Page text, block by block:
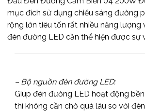
mục đích sử dụng chiếu sáng đường
rộng lớn tiêu tốn rất nhiều năng lượng
đèn đường LED cần thể hiện được sự
– Bộ nguồn đèn đường LED:
Giúp đèn đường LED hoạt động
thì không cần chờ quá lâu so với